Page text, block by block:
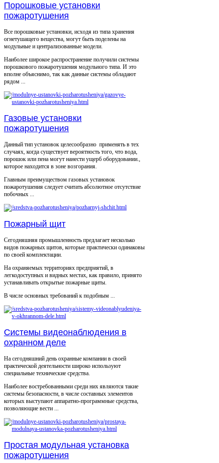
Порошковые установки
пожаротушения
Все порошковые установки, исходя из типа хранения
огнетушащего вещества, могут быть поделены на
модульные и централизованные модели.
Наиболее широкое распространение получили системы
порошкового пожаротушения модульного типа. И это
вполне объяснимо, так как данные системы обладают
рядом ...
Газовые установки
пожаротушения
Данный тип установок целесообразно применять в тех
случаях, когда существует вероятность того, что вода,
порошок или пена могут нанести ущерб оборудовании.,
которое находится в зоне возгорания.
Главным преимуществом газовых установок
пожаротушения следует считать абсолютное отсутствие
побочных ...
Пожарный щит
Сегодняшняя промышленность предлагает несколько
видов пожарных щитов, которые практически одинаковы
по своей комплектации.
На охраняемых территориях предприятий, в
легкодоступных и видных местах, как правило, принято
устанавливать открытые пожарные щиты.
В числе основных требований к подобным ...
Системы видеонаблюдения в
охранном деле
На сегодняшний день охранные компании в своей
практической деятельности широко используют
специальные технические средства.
Наиболее востребованными среди них являются такие
системы безопасности, в числе составных элементов
которых выступают аппаратно-программные средства,
позволяющие вести ...
Простая модульная установка
пожаротушения